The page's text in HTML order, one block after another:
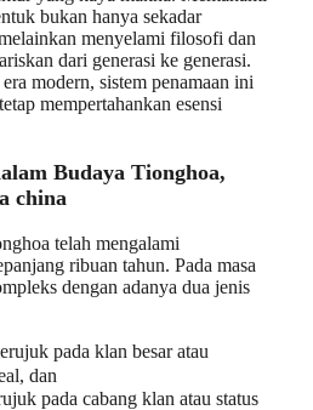
bukan hanya sekadar
menyelami filosofi dan
dari generasi ke generasi.
modern, sistem penamaan ini
mempertahankan esensi
Budaya Tionghoa,
china
telah mengalami
ribuan tahun. Pada masa
dengan adanya dua jenis
pada klan besar atau
dan
pada cabang klan atau status